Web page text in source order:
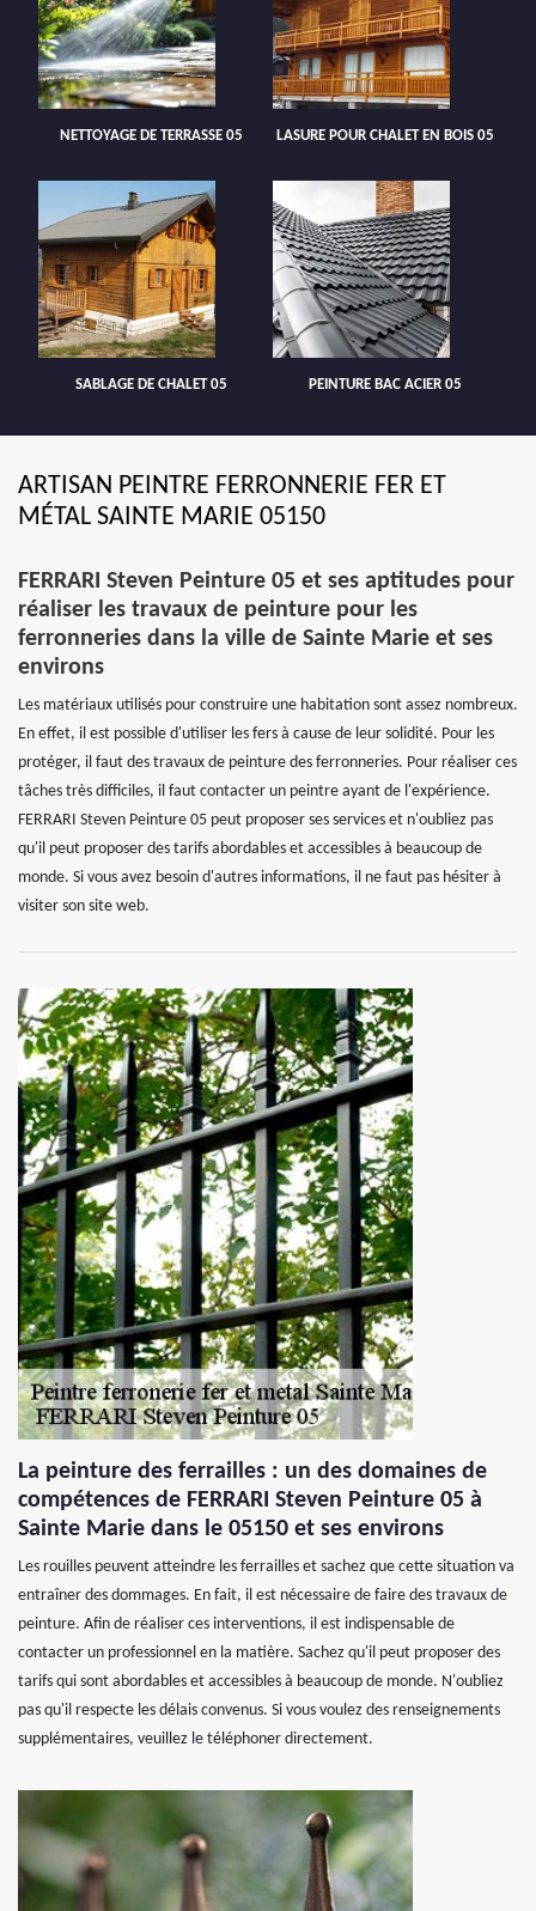
NETTOYAGE DE TERRASSE 05 LASURE POUR CHALET EN BOIS 05
SABLAGE DE CHALET 05 PEINTURE BAC ACIER 05
ARTISAN PEINTRE FERRONNERIE FER ET
MÉTAL SAINTE MARIE 05150
FERRARI Steven Peinture 05 et ses aptitudes pour
réaliser les travaux de peinture pour les
ferronneries dans la ville de Sainte Marie et ses
environs
Les matériaux utilisés pour construire une habitation sont assez nombreux.
En effet, il est possible d'utiliser les fers à cause de leur solidité. Pour les
protéger, il faut des travaux de peinture des ferronneries. Pour réaliser ces
tâches très difficiles, il faut contacter un peintre ayant de l'expérience.
FERRARI Steven Peinture 05 peut proposer ses services et n'oubliez pas
qu'il peut proposer des tarifs abordables et accessibles à beaucoup de
monde. Si vous avez besoin d'autres informations, il ne faut pas hésiter à
visiter son site web.
La peinture des ferrailles : un des domaines de
compétences de FERRARI Steven Peinture 05 à
Sainte Marie dans le 05150 et ses environs
Les rouilles peuvent atteindre les ferrailles et sachez que cette situation va
entraîner des dommages. En fait, il est nécessaire de faire des travaux de
peinture. Afin de réaliser ces interventions, il est indispensable de
contacter un professionnel en la matière. Sachez qu'il peut proposer des
tarifs qui sont abordables et accessibles à beaucoup de monde. N'oubliez
pas qu'il respecte les délais convenus. Si vous voulez des renseignements
supplémentaires, veuillez le téléphoner directement.